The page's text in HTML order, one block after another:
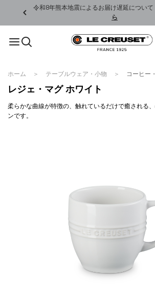
令和8年熊本地震によるお届け遅延について
ら
ホーム テーブルウェア・小物 コーヒー
レジェ・マグ ホワイト
柔らかな曲線が特徴の、触れているだけで癒される
ンです。